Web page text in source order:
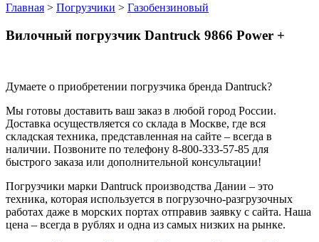
Главная > Погрузчики > Газобензиновый
Вилочный погрузчик Dantruck 9866 Power +
Думаете о приобретении погрузчика бренда Dantruck?
Мы готовы доставить ваш заказ в любой город России.
Доставка осуществляется со склада в Москве, где вся
складская техника, представленная на сайте – всегда в
наличии. Позвоните по телефону 8-800-333-57-85 для
быстрого заказа или дополнительной консультации!
Погрузчики марки Dantruck производства Дании – это
техника, которая используется в погрузочно-разгрузочных
работах даже в морских портах отправив заявку с сайта. Наша
цена – всегда в рублях и одна из самых низких на рынке.